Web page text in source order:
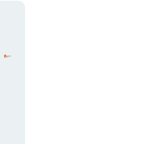
Organisationens